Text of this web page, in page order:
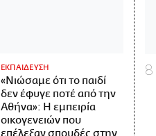
ΕΚΠΑΙΔΕΥΣΗ
«Νιώσαμε ότι το παιδί
δεν έφυγε ποτέ από την
Αθήνα»: Η εμπειρία
οικογενειών που